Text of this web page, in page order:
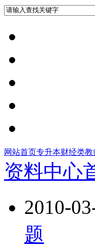
网站首页专升本财经类教
资料中心
2010-
题